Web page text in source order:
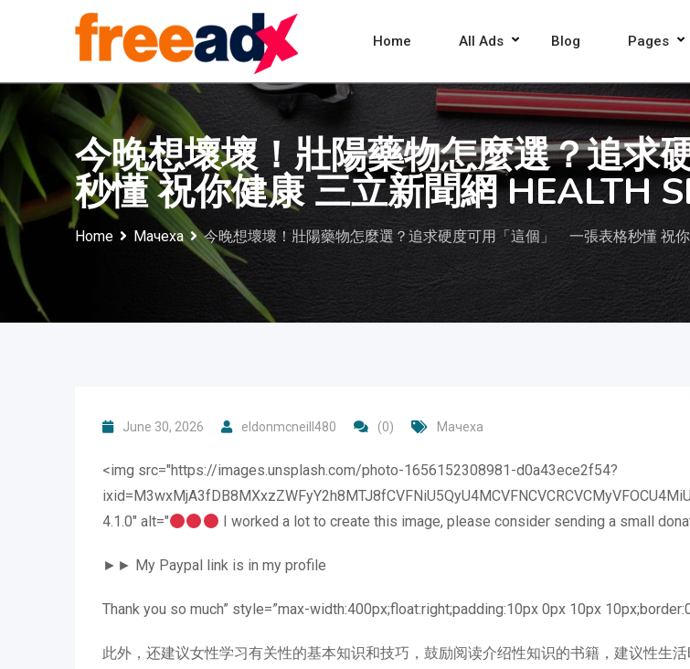
Home All Ads Blog Pages
今晚想壞壞！壯陽藥物怎麼選？追
秒懂 祝你健康 三立新聞網 HEALTH
Home Мачеха 今晚想壞壞！壯陽藥物怎麼選？追求硬度可用「這個」 一張表格秒懂 祝你
June 30, 2026 eldonmcneill480 (0) Мачеха
<img src="https://images.unsplash.com/photo-1656152308981-d0a43ece2f54?
4.1.0" alt="
I worked a lot to create this image, please consider sending a small
►► My Paypal link is in my profile
Thank you so much” style=”max-width:400px;float:right;padding:10px 0px 10px
此外，还建议女性学习有关性的基本知识和技巧，鼓励阅读介绍性知识的书籍，建议性生